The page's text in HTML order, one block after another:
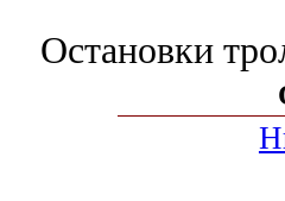
Остановки